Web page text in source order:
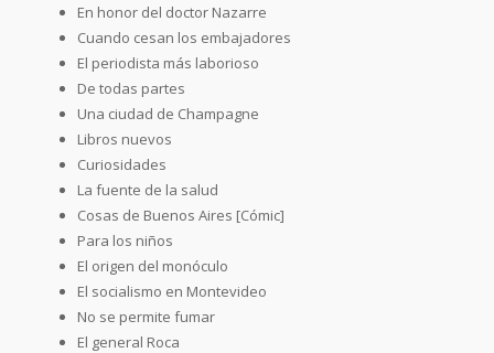
En honor del doctor Nazarre
Cuando cesan los embajadores
El periodista más laborioso
De todas partes
Una ciudad de Champagne
Libros nuevos
Curiosidades
La fuente de la salud
Cosas de Buenos Aires [Cómic]
Para los niños
El origen del monóculo
El socialismo en Montevideo
No se permite fumar
El general Roca